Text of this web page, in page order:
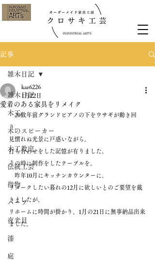
記事
雑木日記
木工
木のスピーカー
木工教室
伝統工芸
指物
ハープ
夜光貝
漆
庭
雑木日記
愛着のある家具をリメイク
kaz6226
1月22日
20数年前グランドピアノの下をウサギが動き回
り。
見慣れぬ光景に戸惑いながら。
打ち合わせをした記憶が有りました。
その時に制作をしたテーブルを。
昨年10月にキッチンカウンターに。
リメークしたい暮れの12月に欲しいとのご要望を戴
きましたが。
リホームに時間が掛かり、1月の21日に無事納品出来
ました。